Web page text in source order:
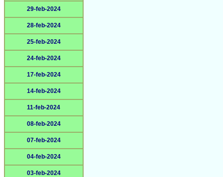
29-feb-2024
28-feb-2024
25-feb-2024
24-feb-2024
17-feb-2024
14-feb-2024
11-feb-2024
08-feb-2024
07-feb-2024
04-feb-2024
03-feb-2024